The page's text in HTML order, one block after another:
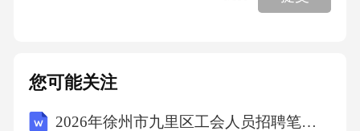
您可能关注
2026年徐州市九里区工会人员招聘笔试备考试题及答案详解